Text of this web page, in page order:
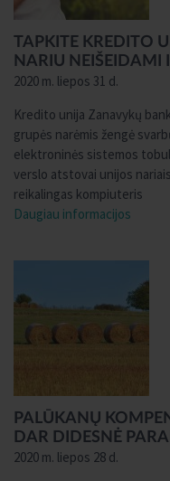
TAPKITE KREDITO
NARIU NEIŠEIDAMI
2020 m. liepos 31 d.
Kredito unija Zanavykų
grupės narėmis žengė
elektroninės sistemos
verslo atstovai unijos
reikalingas kompiuteris
Daugiau informacijos
PALŪKANŲ
DAR DIDESNĖ
2020 m. liepos 28 d.